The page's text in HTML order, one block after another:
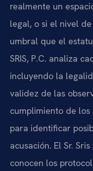
realmente un
legal, o si el nivel
umbral que el
SRIS, P.C. analiza
incluyendo la
validez de las
cumplimiento de
para identificar
acusación. El Sr.
conocen los